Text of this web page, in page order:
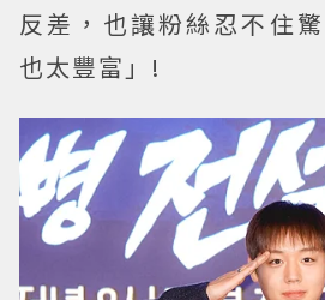
反差，也讓粉絲忍不住
也太豐富」!